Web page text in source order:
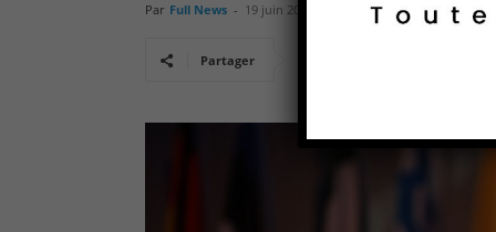
Par Full News - 19 juin 2020
Partager